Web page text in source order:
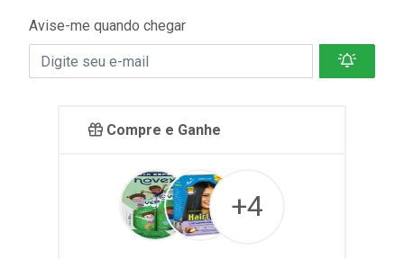
Avise-me quando chegar
Compre e Ganhe
+4